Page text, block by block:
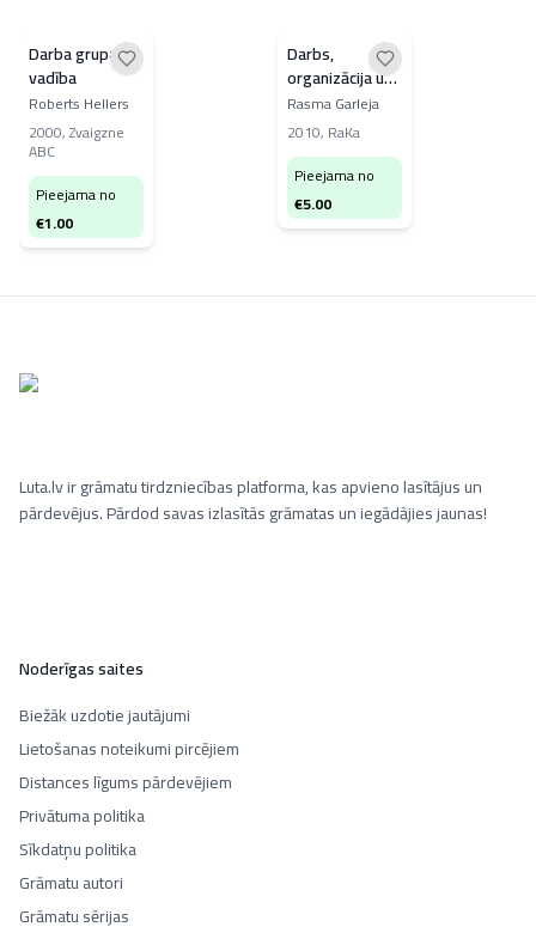
Darba grupas
vadība
Roberts Hellers
2000,Zvaigzne
ABC
Pieejama no
€1.00
Darbs,
organizācija un
psiholoģija
Rasma Garleja
2010, RaKa
Pieejama no
€5.00
Luta.lv ir grāmatu tirdzniecības platforma, kas apvieno lasītājus un
pārdevējus. Pārdod savas izlasītās grāmatas un iegādājies jaunas!
Noderīgas saites
Biežāk uzdotie jautājumi
Lietošanas noteikumi pircējiem
Distances līgums pārdevējiem
Privātuma politika
Sīkdatņu politika
Grāmatu autori
Grāmatu sērijas